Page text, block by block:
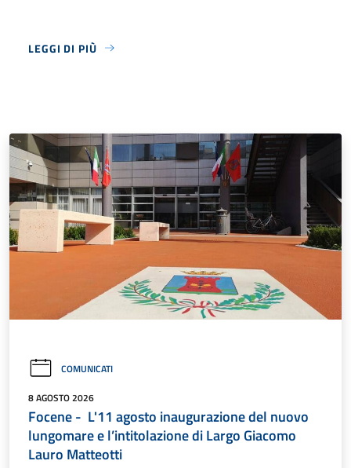
LEGGI DI PIÙ
COMUNICATI
8 AGOSTO 2026
Focene - L'11 agosto inaugurazione del nuovo
lungomare e l’intitolazione di Largo Giacomo
Lauro Matteotti